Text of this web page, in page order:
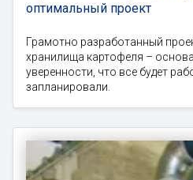
оптимальный проект
Грамотно разработанный
хранилища картофеля –
уверенности, что все будет
запланировали.